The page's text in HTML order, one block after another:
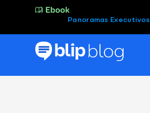
Panoramas Executivos